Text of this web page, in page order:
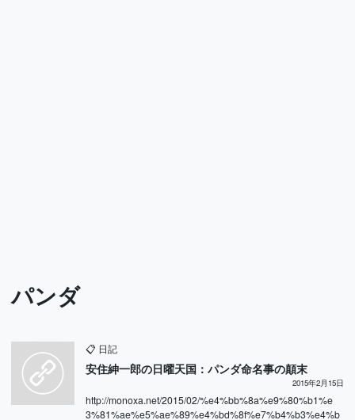
パンダ
📋 日記
安住紳一郎の日曜天国：パンダ命名事の顛末
2015年2月15日
http://monoxa.net/2015/02/%e4%bb%8a%e9%80%b1%e
3%81%ae%e5%ae%89%e4%bd%8f%e7%b4%b3%e4%b